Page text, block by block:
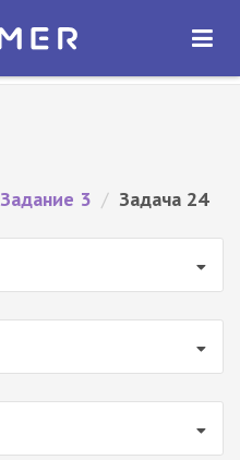
ОТКРЫТЬ
Задание 3 / Задача 24